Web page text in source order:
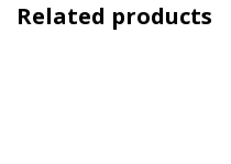
Related products